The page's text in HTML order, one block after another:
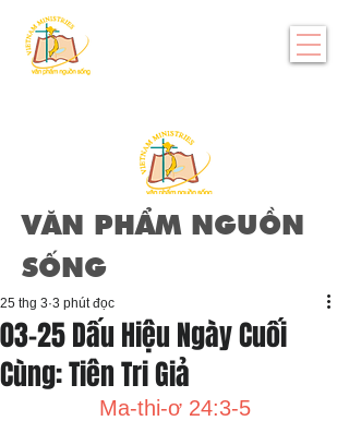
VĂN PHẨM NGUỒN
SỐNG
03-25 Dấu Hiệu Ngày Cuối
Cùng: Tiên Tri Giả
25 thg 3 3 phút đọc
Ma-thi-ơ 24:3-5